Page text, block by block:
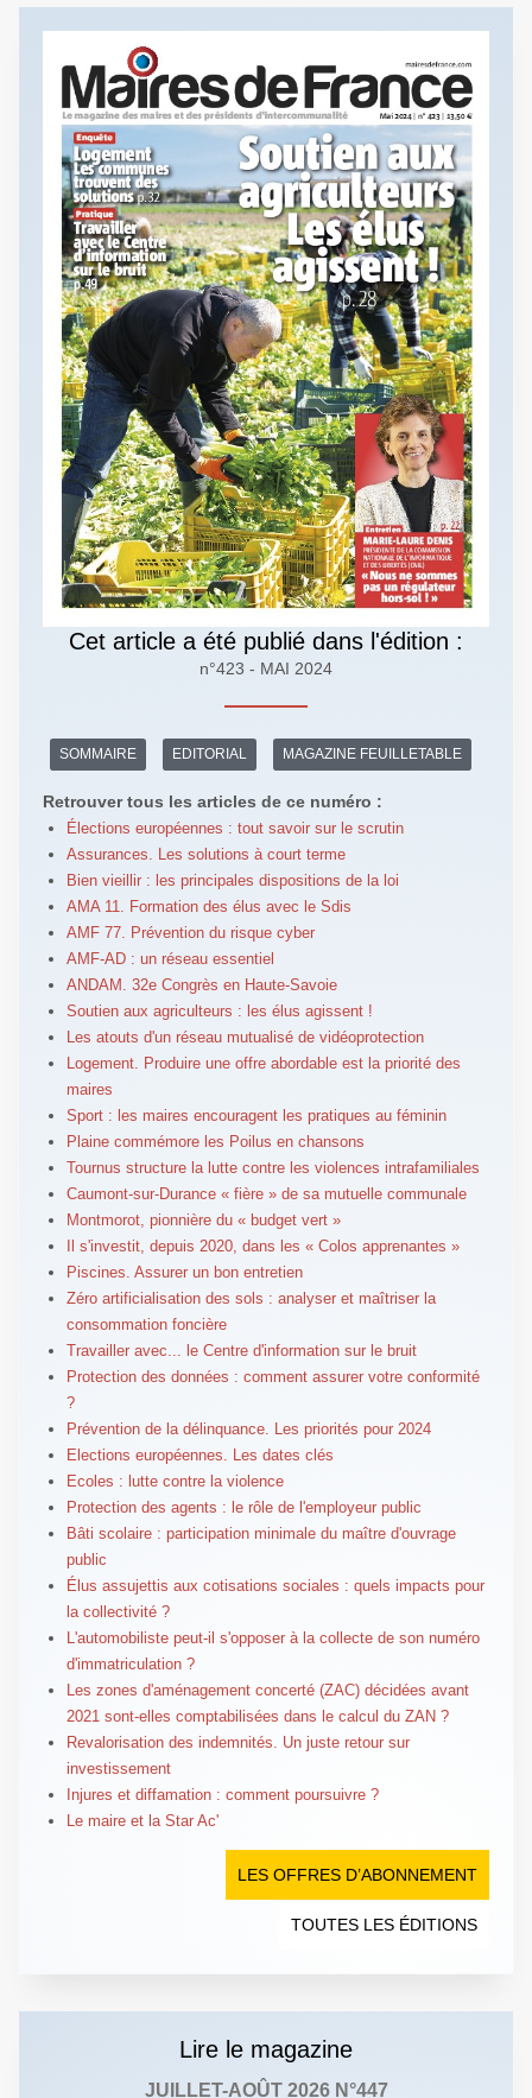
Cet article a été publié dans l'édition :
n°423 - MAI 2024
SOMMAIRE EDITORIAL MAGAZINE FEUILLETABLE
Retrouver tous les articles de ce numéro :
Élections européennes : tout savoir sur le scrutin
Assurances. Les solutions à court terme
Bien vieillir : les principales dispositions de la loi
AMA 11. Formation des élus avec le Sdis
AMF 77. Prévention du risque cyber
AMF-AD : un réseau essentiel
ANDAM. 32e Congrès en Haute-Savoie
Soutien aux agriculteurs : les élus agissent !
Les atouts d'un réseau mutualisé de vidéoprotection
Logement. Produire une offre abordable est la priorité des
maires
Sport : les maires encouragent les pratiques au féminin
Plaine commémore les Poilus en chansons
Tournus structure la lutte contre les violences intrafamiliales
Caumont-sur-Durance « fière » de sa mutuelle communale
Montmorot, pionnière du « budget vert »
Il s'investit, depuis 2020, dans les « Colos apprenantes »
Piscines. Assurer un bon entretien
Zéro artificialisation des sols : analyser et maîtriser la
consommation foncière
Travailler avec... le Centre d'information sur le bruit
Protection des données : comment assurer votre conformité
?
Prévention de la délinquance. Les priorités pour 2024
Elections européennes. Les dates clés
Ecoles : lutte contre la violence
Protection des agents : le rôle de l'employeur public
Bâti scolaire : participation minimale du maître d'ouvrage
public
Élus assujettis aux cotisations sociales : quels impacts pour
la collectivité ?
L'automobiliste peut-il s'opposer à la collecte de son numéro
d'immatriculation ?
Les zones d'aménagement concerté (ZAC) décidées avant
2021 sont-elles comptabilisées dans le calcul du ZAN ?
Revalorisation des indemnités. Un juste retour sur
investissement
Injures et diffamation : comment poursuivre ?
Le maire et la Star Ac'
LES OFFRES D’ABONNEMENT
TOUTES LES ÉDITIONS
Lire le magazine
JUILLET-AOÛT 2026 N°447